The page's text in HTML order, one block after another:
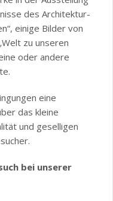
des Architektur-
einige Bilder von
zu unseren
oder andere
eine
das kleine
und geselligen
bei unserer